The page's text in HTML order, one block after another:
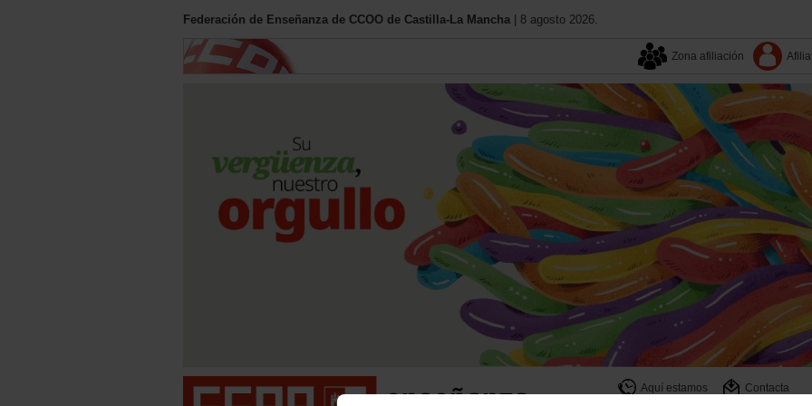
Federación de Enseñanza de CCOO de Castilla-La Mancha | 8 agosto 2026.
Zona afiliación
Aquí estamos
Contacta